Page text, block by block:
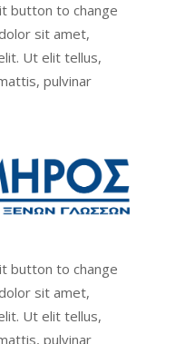
button to change
sit amet,
Ut elit tellus,
pulvinar
button to change
sit amet,
Ut elit tellus,
pulvinar